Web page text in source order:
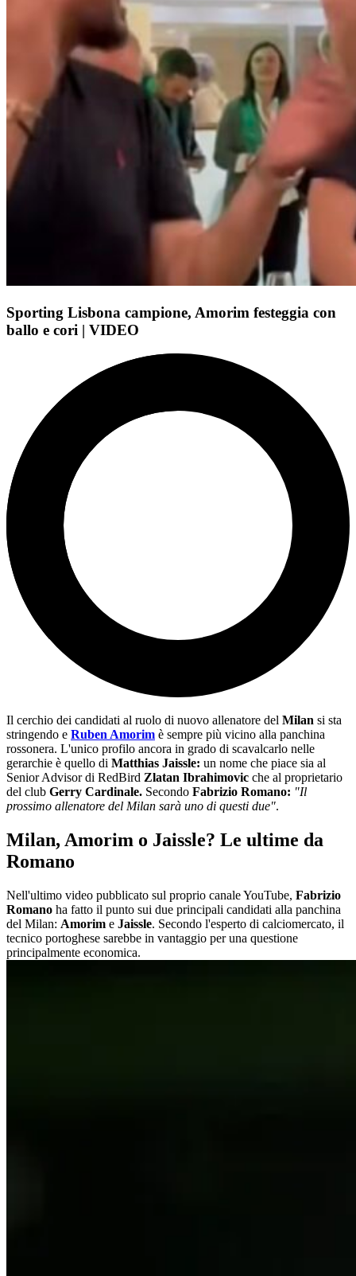
Sporting Lisbona campione, Amorim festeggia con
ballo e cori | VIDEO
Il cerchio dei candidati al ruolo di nuovo allenatore del Milan si sta
stringendo e Ruben Amorim è sempre più vicino alla panchina
rossonera. L'unico profilo ancora in grado di scavalcarlo nelle
gerarchie è quello di Matthias Jaissle: un nome che piace sia al
Senior Advisor di RedBird Zlatan Ibrahimovic che al proprietario
del club Gerry Cardinale. Secondo Fabrizio Romano: "Il
prossimo allenatore del Milan sarà uno di questi due".
Milan, Amorim o Jaissle? Le ultime da
Romano
Nell'ultimo video pubblicato sul proprio canale YouTube, Fabrizio
Romano ha fatto il punto sui due principali candidati alla panchina
del Milan: Amorim e Jaissle. Secondo l'esperto di calciomercato, il
tecnico portoghese sarebbe in vantaggio per una questione
principalmente economica.